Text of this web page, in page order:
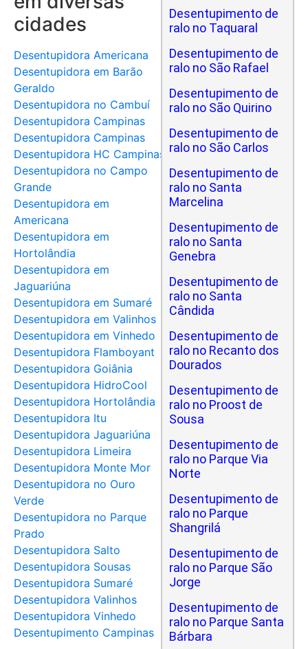
cidades
Desentupidora Americana
Desentupidora em Barão
Geraldo
Desentupidora no Cambuí
Desentupidora Campinas
Desentupidora Campinas
Desentupidora HC Campinas
Desentupidora no Campo
Grande
Desentupidora em
Americana
Desentupidora em
Hortolândia
Desentupidora em
Jaguariúna
Desentupidora em Sumaré
Desentupidora em Valinhos
Desentupidora em Vinhedo
Desentupidora Flamboyant
Desentupidora Goiânia
Desentupidora HidroCool
Desentupidora Hortolândia
Desentupidora Itu
Desentupidora Jaguariúna
Desentupidora Limeira
Desentupidora Monte Mor
Desentupidora no Ouro
Verde
Desentupidora no Parque
Prado
Desentupidora Salto
Desentupidora Sousas
Desentupidora Sumaré
Desentupidora Valinhos
Desentupidora Vinhedo
Desentupimento Campinas
Desentupimento de
ralo no Taquaral
Desentupimento de
ralo no São Rafael
Desentupimento de
ralo no São Quirino
Desentupimento de
ralo no São Carlos
Desentupimento de
ralo no Santa
Marcelina
Desentupimento de
ralo no Santa
Genebra
Desentupimento de
ralo no Santa
Cândida
Desentupimento de
ralo no Recanto dos
Dourados
Desentupimento de
ralo no Proost de
Sousa
Desentupimento de
ralo no Parque Via
Norte
Desentupimento de
ralo no Parque
Shangrilá
Desentupimento de
ralo no Parque São
Jorge
Desentupimento de
ralo no Parque Santa
Bárbara